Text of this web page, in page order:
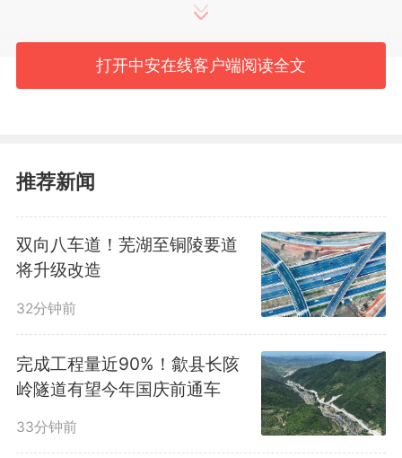
2025年长三角地区主要领导
座谈会上，安徽省提出，以共建长
长三角的生态屏障，积极拓展“绿
水青山就是金山银山”理念转化实
现路径，努力让生态“高颜值”催生
更多经济“高价值”，并发出联合开
展长三角林业碳汇提升行动的倡
议，得到沪苏浙的积极响应。
2025年11月，沪苏浙皖林业部门
打开中安在线客户端阅读全文
推荐新闻
双向八车道！芜湖至铜陵要道
将升级改造
32分钟前
完成工程量近90%！歙县长陔
岭隧道有望今年国庆前通车
33分钟前